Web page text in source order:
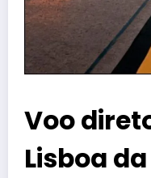
Voo
Lisboa